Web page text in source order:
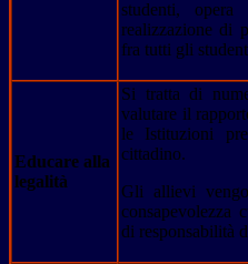
studenti,
realizzazione di
fra tutti gli
Educare alla
legalità
Si tratta di
valutare il
le Istituzioni
cittadino.
Gli allievi
consapevolezza
di responsabilità